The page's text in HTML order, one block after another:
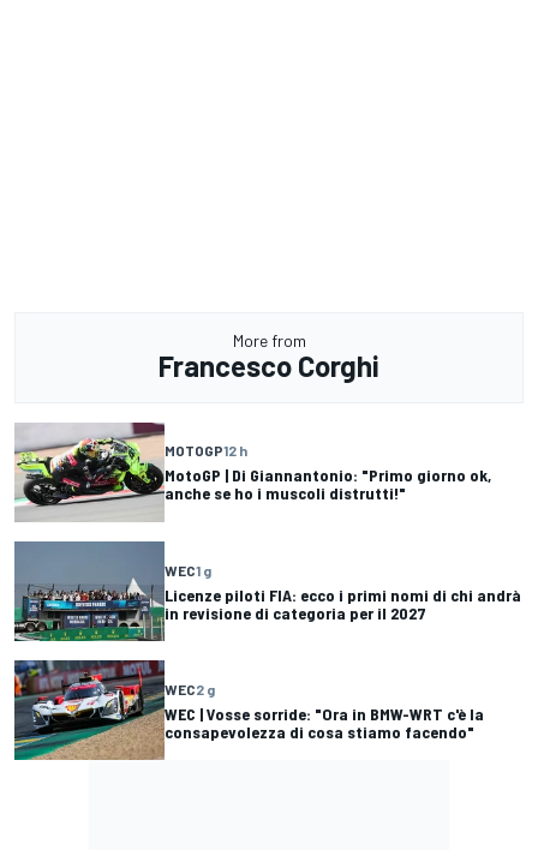
More from
Francesco Corghi
MOTOGP12 h
MotoGP | Di Giannantonio: "Primo giorno ok,
anche se ho i muscoli distrutti!"
WEC1 g
Licenze piloti FIA: ecco i primi nomi di chi andrà
in revisione di categoria per il 2027
WEC2 g
WEC | Vosse sorride: "Ora in BMW-WRT c'è la
consapevolezza di cosa stiamo facendo"